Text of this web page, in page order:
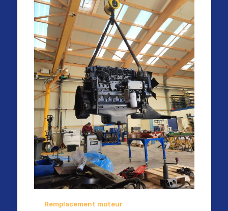
Remplacement moteur